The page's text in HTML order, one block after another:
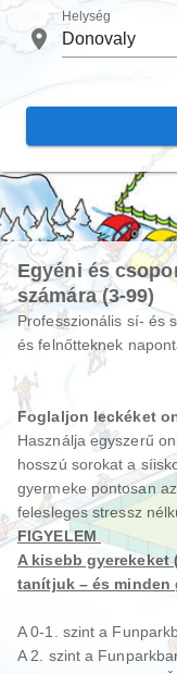
Helység
Donovaly
Egyéni és
számára (3-99)
Professzionális sí- és
és felnőtteknek
Foglaljon leckéket
Használja egyszerű
hosszú sorokat a
gyermeke pontosan
felesleges stressz
FIGYELEM
A kisebb gyerekeket
tanítjuk – és minden
A 0-1. szint a
A 2. szint a